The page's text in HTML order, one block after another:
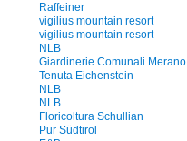
Raffeiner
vigilius mountain resort
vigilius mountain resort
NLB
Giardinerie Comunali Merano
Tenuta Eichenstein
NLB
NLB
Floricoltura Schullian
Pur Südtirol